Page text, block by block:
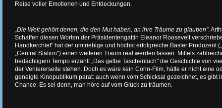
Reise voller Emotionen und Entdeckungen.
„Die Welt gehört denen, die den Mut haben, an ihre Träume zu glauben".
Schaffen diesen Worten der Präsidentengattin Eleanor Roosevelt
Handkerchief" hat der umtriebige und höchst erfolgreiche Basler Produzent
„Central Station") einen weiteren Traum real werden lassen. Mittels
bedächtigem Tempo erzählt „Das gelbe Taschentuch" die Geschichte von
der Verliererseite stehen. Doch es wäre kein Cohn-Film, hätte er nicht eine
geneigte Kinopublikum parat: auch wenn vom Schicksal gezeichnet, es gibt
Chance. Es sei denn, man höre auf vom Glück zu träumen.